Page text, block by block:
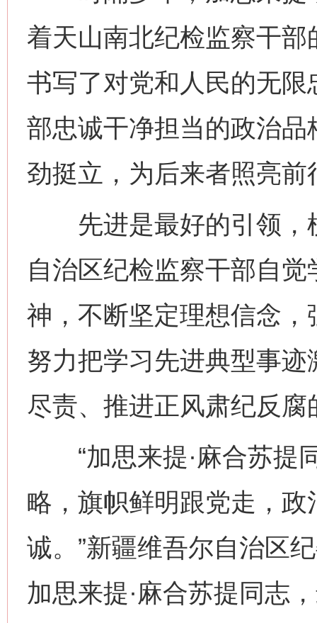
着天山南北纪检监察干
书写了对党和人民的无
部忠诚干净担当的政治
劲挺立，为后来者照亮前
先进是最好的引领，
自治区纪检监察干部自
神，不断坚定理想信念
努力把学习先进典型事
尽责、推进正风肃纪反腐
“加思来提·麻合苏提
略，旗帜鲜明跟党走，
诚。”新疆维吾尔自治区
加思来提·麻合苏提同志